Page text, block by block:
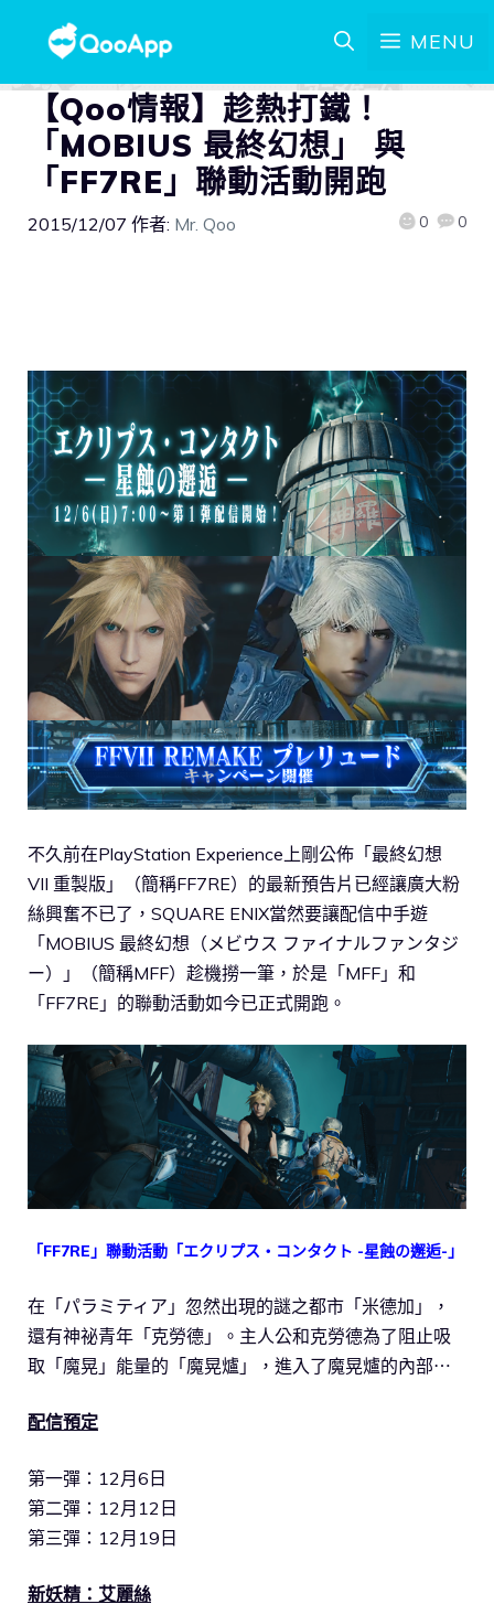
MENU
【Qoo情報】趁熱打鐵！
「MOBIUS 最終幻想」 與
「FF7RE」聯動活動開跑
2015/12/07 作者: Mr. Qoo 0 0
不久前在PlayStation Experience上剛公佈「最終幻想
VII 重製版」（簡稱FF7RE）的最新預告片已經讓廣大粉
絲興奮不已了，SQUARE ENIX當然要讓配信中手遊
「MOBIUS 最終幻想（メビウス ファイナルファンタジ
ー）」（簡稱MFF）趁機撈一筆，於是「MFF」和
「FF7RE」的聯動活動如今已正式開跑。
「FF7RE」聯動活動「エクリプス・コンタクト -星蝕の邂逅-」
在「パラミティア」忽然出現的謎之都市「米德加」，
還有神祕青年「克勞德」。主人公和克勞德為了阻止吸
取「魔晃」能量的「魔晃爐」，進入了魔晃爐的內部⋯
配信預定
第一彈：12月6日
第二彈：12月12日
第三彈：12月19日
新妖精：艾麗絲